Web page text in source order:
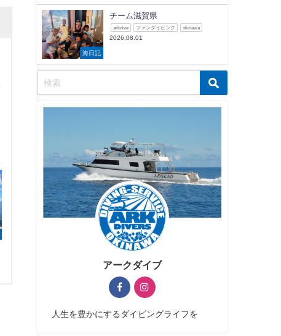
海日記
チーム滋賀県
arkdive ファンダイビング okinawa
2026.08.01
アークダイブ
人生を豊かにするダイビングライフを